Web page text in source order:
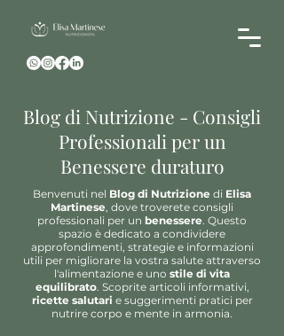
Blog di Nutrizione - Consigli
Professionali per un
Benessere duraturo
Benvenuti nel Blog di Nutrizione di Elisa
Martinese, dove troverete consigli
professionali per un benessere. Questo
spazio è dedicato a condividere
approfondimenti, strategie e informazioni
utili per migliorare la vostra salute attraverso
l'alimentazione e uno stile di vita
equilibrato. Scoprite articoli informativi,
ricette salutari e suggerimenti pratici per
nutrire corpo e mente in armonia.